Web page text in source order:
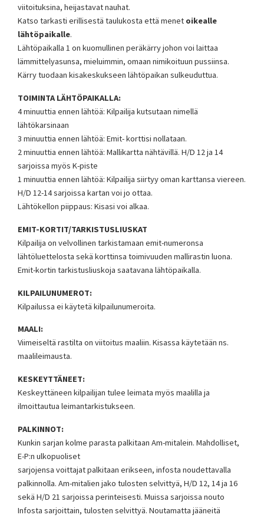
viitoituksina, heijastavat nauhat.
Katso tarkasti erillisestä taulukosta että menet oikealle
lähtöpaikalle.
Lähtöpaikalla 1 on kuomullinen peräkärry johon voi laittaa
lämmittelyasunsa, mieluimmin, omaan nimikoituun pussiinsa.
Kärry tuodaan kisakeskukseen lähtöpaikan sulkeuduttua.
TOIMINTA LÄHTÖPAIKALLA:
4 minuuttia ennen lähtöä: Kilpailija kutsutaan nimellä
lähtökarsinaan
3 minuuttia ennen lähtöä: Emit- korttisi nollataan.
2 minuuttia ennen lähtöä: Mallikartta nähtävillä. H/D 12 ja 14
sarjoissa myös K-piste
1 minuuttia ennen lähtöä: Kilpailija siirtyy oman karttansa viereen.
H/D 12-14 sarjoissa kartan voi jo ottaa.
Lähtökellon piippaus: Kisasi voi alkaa.
EMIT-KORTIT/TARKISTUSLIUSKAT
Kilpailija on velvollinen tarkistamaan emit-numeronsa
lähtöluettelosta sekä korttinsa toimivuuden mallirastin luona.
Emit-kortin tarkistusliuskoja saatavana lähtöpaikalla.
KILPAILUNUMEROT:
Kilpailussa ei käytetä kilpailunumeroita.
MAALI:
Viimeiseltä rastilta on viitoitus maaliin. Kisassa käytetään ns.
maalileimausta.
KESKEYTTÄNEET:
Keskeyttäneen kilpailijan tulee leimata myös maalilla ja
ilmoittautua leimantarkistukseen.
PALKINNOT:
Kunkin sarjan kolme parasta palkitaan Am-mitalein. Mahdolliset,
E-P:n ulkopuoliset
sarjojensa voittajat palkitaan erikseen, infosta noudettavalla
palkinnolla. Am-mitalien jako tulosten selvittyä, H/D 12, 14 ja 16
sekä H/D 21 sarjoissa perinteisesti. Muissa sarjoissa nouto
Infosta sarjoittain, tulosten selvittyä. Noutamatta jääneitä